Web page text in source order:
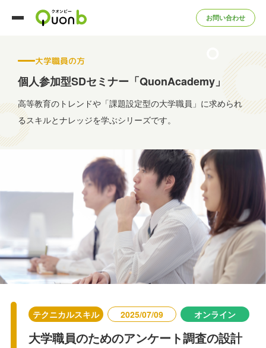
お問い合わせ
大学職員の方
個人参加型SDセミナー「QuonAcademy」
高等教育のトレンドや「課題設定型の大学職員」に求められ
るスキルとナレッジを学ぶシリーズです。
テクニカルスキル 2025/07/09 オンライン
大学職員のためのアンケート調査の設計